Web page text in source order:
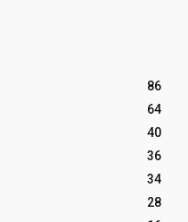
86
64
40
36
34
28